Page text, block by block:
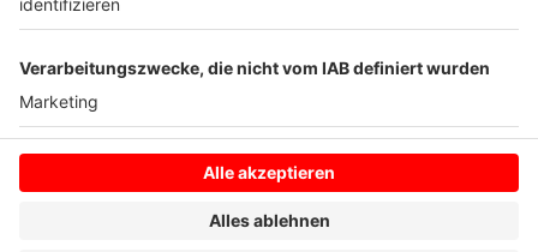
Anzeige